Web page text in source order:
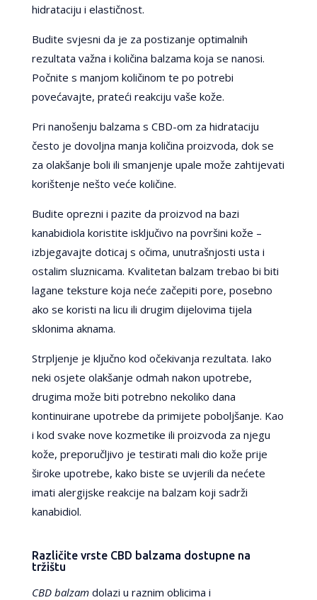
hidrataciju i elastičnost.
Budite svjesni da je za postizanje optimalnih
rezultata važna i količina balzama koja se nanosi.
Počnite s manjom količinom te po potrebi
povećavajte, prateći reakciju vaše kože.
Pri nanošenju balzama s CBD-om za hidrataciju
često je dovoljna manja količina proizvoda, dok se
za olakšanje boli ili smanjenje upale može zahtijevati
korištenje nešto veće količine.
Budite oprezni i pazite da proizvod na bazi
kanabidiola koristite isključivo na površini kože –
izbjegavajte doticaj s očima, unutrašnjosti usta i
ostalim sluznicama. Kvalitetan balzam trebao bi biti
lagane teksture koja neće začepiti pore, posebno
ako se koristi na licu ili drugim dijelovima tijela
sklonima aknama.
Strpljenje je ključno kod očekivanja rezultata. Iako
neki osjete olakšanje odmah nakon upotrebe,
drugima može biti potrebno nekoliko dana
kontinuirane upotrebe da primijete poboljšanje. Kao
i kod svake nove kozmetike ili proizvoda za njegu
kože, preporučljivo je testirati mali dio kože prije
široke upotrebe, kako biste se uvjerili da nećete
imati alergijske reakcije na balzam koji sadrži
kanabidiol.
Različite vrste CBD balzama dostupne na
tržištu
CBD balzamdolazi u raznim oblicima i